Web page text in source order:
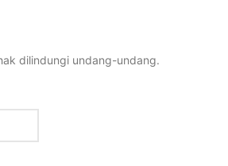
dilindungi undang-undang.